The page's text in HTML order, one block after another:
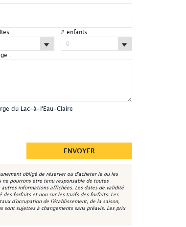
: # enfants :
:
du Lac-à-l'Eau-Claire
obligé de réserver ou d'acheter le ou les
pourrons être tenu responsable de toutes
informations affichées. Les dates de validité
des forfaits et non sur les tarifs des forfaits. Les
d'occupation de l'établissement, de la saison,
sujettes à changements sans préavis. Les prix